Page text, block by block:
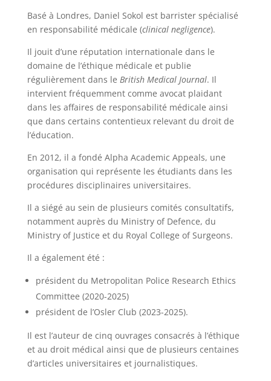
Basé à Londres, Daniel Sokol est barrister spécialisé
en responsabilité médicale (clinical negligence).
Il jouit d’une réputation internationale dans le
domaine de l’éthique médicale et publie
régulièrement dans le British Medical Journal. Il
intervient fréquemment comme avocat plaidant
dans les affaires de responsabilité médicale ainsi
que dans certains contentieux relevant du droit de
l’éducation.
En 2012, il a fondé Alpha Academic Appeals, une
organisation qui représente les étudiants dans les
procédures disciplinaires universitaires.
Il a siégé au sein de plusieurs comités consultatifs,
notamment auprès du Ministry of Defence, du
Ministry of Justice et du Royal College of Surgeons.
Il a également été :
président du Metropolitan Police Research Ethics
Committee (2020-2025)
président de l’Osler Club (2023-2025).
Il est l’auteur de cinq ouvrages consacrés à l’éthique
et au droit médical ainsi que de plusieurs centaines
d’articles universitaires et journalistiques.